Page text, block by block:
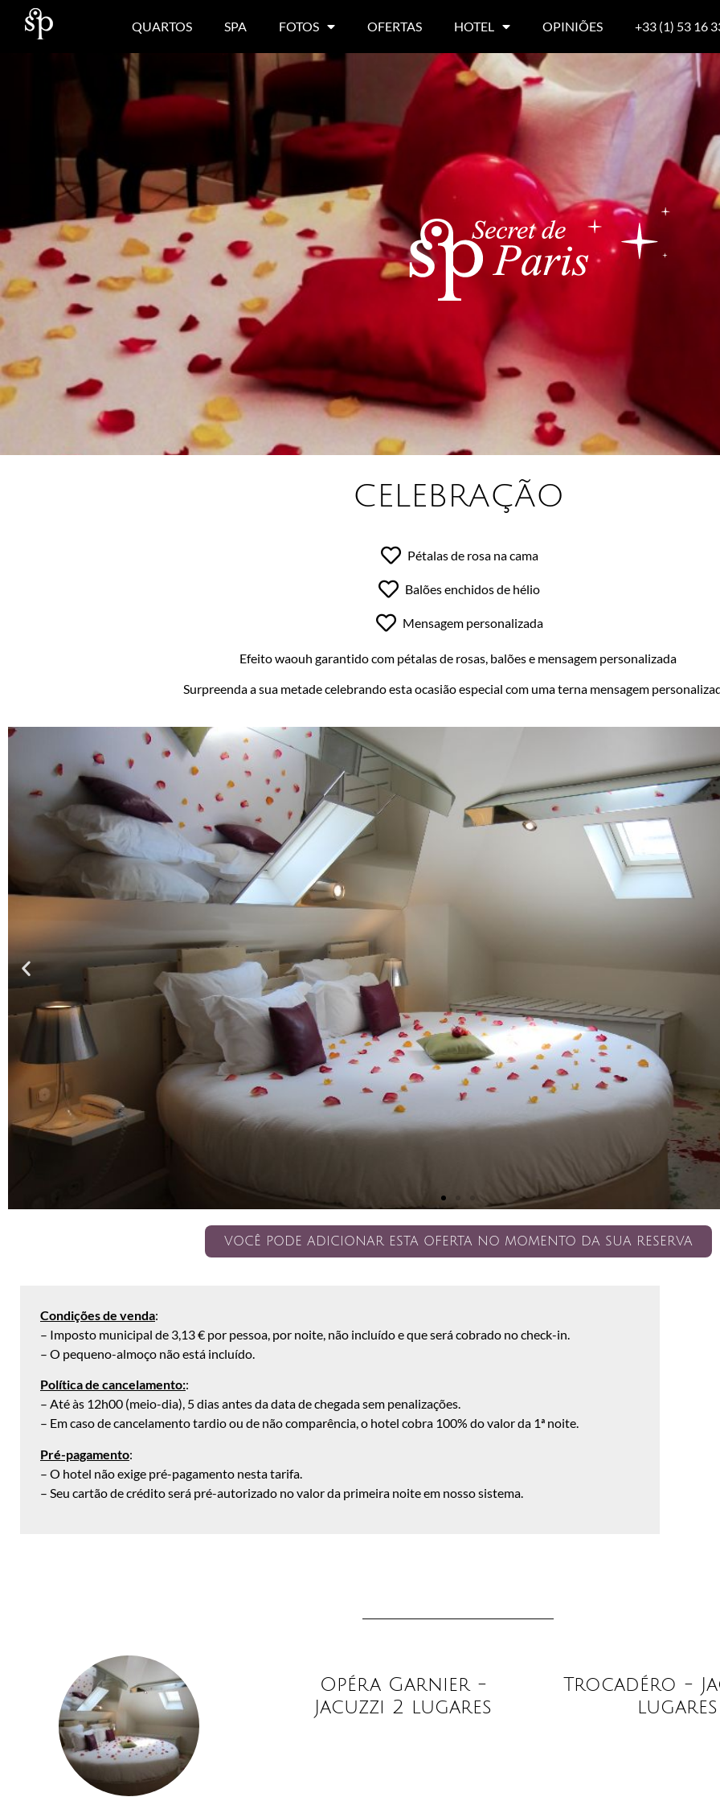
QUARTOS SPA FOTOS OFERTAS HOTEL OPINIÕES +33 (1) 53 16
CELEBRAÇÃO
Pétalas de rosa na cama
Balões enchidos de hélio
Mensagem personalizada
Efeito waouh garantido com pétalas de rosas, balões e mensagem personalizada
Surpreenda a sua metade celebrando esta ocasião especial com uma terna mensagem
Balões enchidos
de hélio
VOCÊ PODE ADICIONAR ESTA OFERTA NO MOMENTO DA SUA RESERVA
Condições de venda:
– Imposto municipal de 3,13 € por pessoa, por noite, não incluído e que será cobrado no check-in.
– O pequeno-almoço não está incluído.
Política de cancelamento::
– Até às 12h00 (meio-dia), 5 dias antes da data de chegada sem penalizações.
– Em caso de cancelamento tardio ou de não comparência, o hotel cobra 100% do valor da 1ª noite.
Pré-pagamento:
– O hotel não exige pré-pagamento nesta tarifa.
– Seu cartão de crédito será pré-autorizado no valor da primeira noite em nosso sistema.
Opéra Garnier -
Jacuzzi 2 lugares
Trocadéro -
lugares